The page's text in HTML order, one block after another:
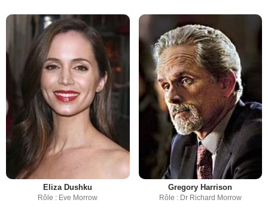
Eliza Dushku
Rôle : Eve Morrow
Gregory Harrison
Rôle : Dr Richard Morrow